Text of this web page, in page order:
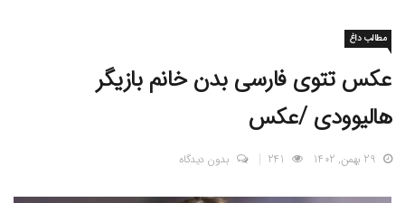
مطالب داغ
عکس تتوی فارسی بدن خانم بازیگر
هالیوودی /عکس
29 بهمن, 1402 بدون دیدگاه